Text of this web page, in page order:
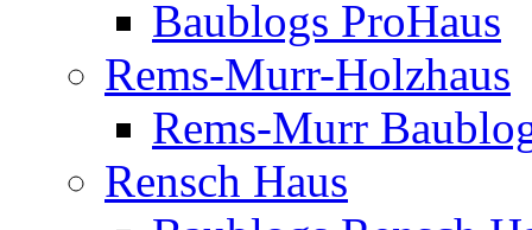
Baublogs ProHaus
Rems-Murr-Holzhaus
Rems-Murr
Rensch Haus